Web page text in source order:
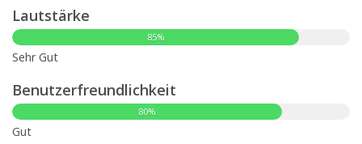
Lautstärke
85%
Sehr Gut
Benutzerfreundlichkeit
80%
Gut